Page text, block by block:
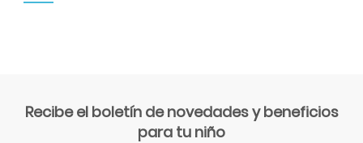
Recibe el boletín de novedades y beneficios
para tu niño